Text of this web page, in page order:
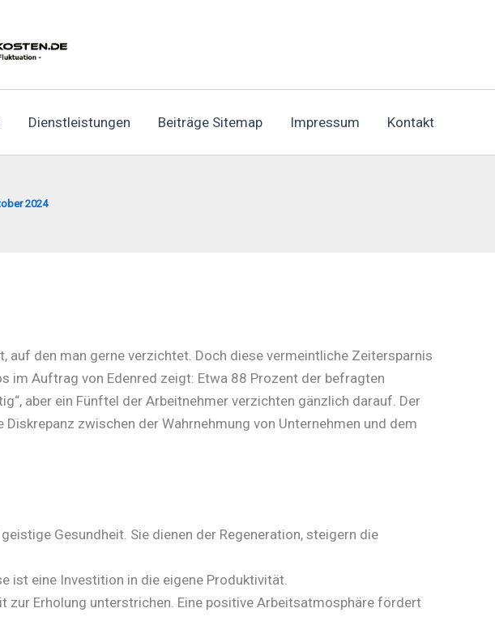
Dienstleistungen Beiträge Sitemap Impressum Kontakt
2024
den man gerne verzichtet. Doch diese vermeintliche Zeitersparnis
im Auftrag von Edenred zeigt: Etwa 88 Prozent der befragten
aber ein Fünftel der Arbeitnehmer verzichten gänzlich darauf. Der
zwischen der Wahrnehmung von Unternehmen und dem
Gesundheit. Sie dienen der Regeneration, steigern die
ist eine Investition in die eigene Produktivität.
Erholung unterstrichen. Eine positive Arbeitsatmosphäre fördert